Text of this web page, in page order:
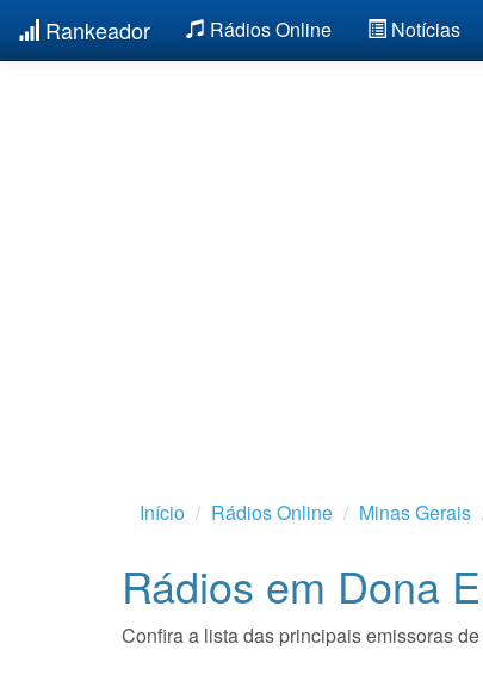
Rankeador Rádios Online Notícias
Início Rádios Online Minas Gerais
Rádios em Dona
Confira a lista das principais emissoras